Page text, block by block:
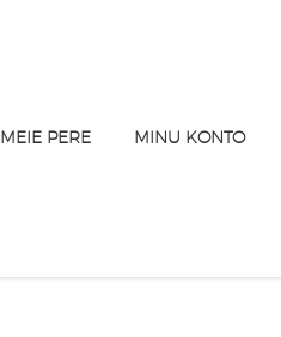
MEIE PERE MINU KONTO